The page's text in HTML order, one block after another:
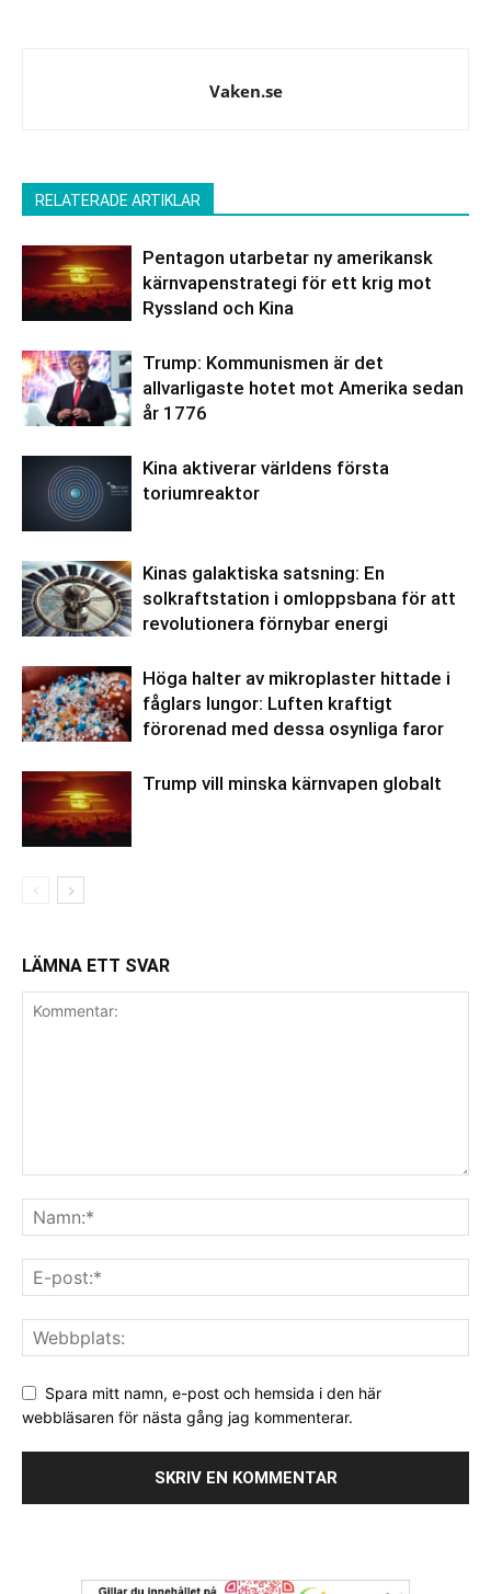
Vaken.se
RELATERADE ARTIKLAR
Pentagon utarbetar ny amerikansk
kärnvapenstrategi för ett krig mot
Ryssland och Kina
Trump: Kommunismen är det
allvarligaste hotet mot Amerika sedan
år 1776
Kina aktiverar världens första
toriumreaktor
Kinas galaktiska satsning: En
solkraftstation i omloppsbana för att
revolutionera förnybar energi
Höga halter av mikroplaster hittade i
fåglars lungor: Luften kraftigt
förorenad med dessa osynliga faror
Trump vill minska kärnvapen globalt
LÄMNA ETT SVAR
Spara mitt namn, e-post och hemsida i den här
webbläsaren för nästa gång jag kommenterar.